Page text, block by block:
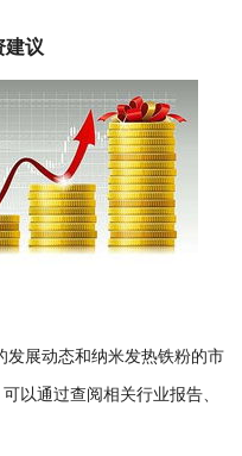
建议
展动态和纳米发热铁粉的市
以通过查阅相关行业报告、